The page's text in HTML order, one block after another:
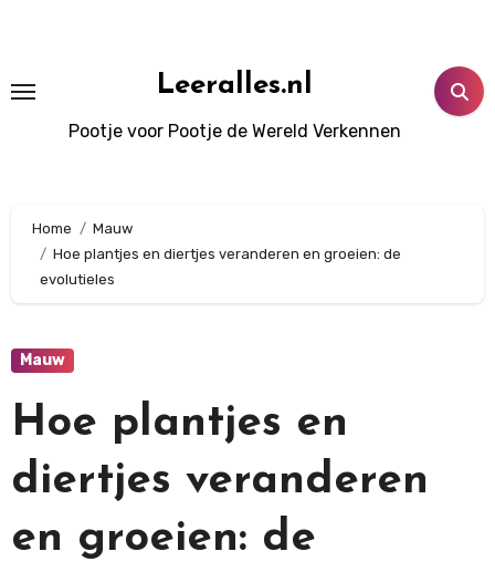
Leeralles.nl
Pootje voor Pootje de Wereld Verkennen
Home
Mauw
Hoe plantjes en diertjes veranderen en groeien: de
evolutieles
Mauw
Hoe plantjes en
diertjes veranderen
en groeien: de